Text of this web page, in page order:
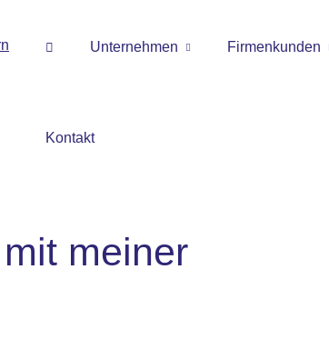
Unternehmen Firmenkunden
Kontakt
meiner